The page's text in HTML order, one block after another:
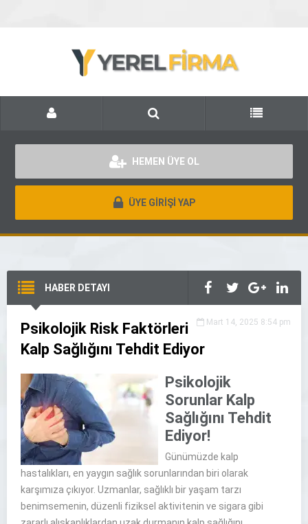
HEMEN ÜYE OL
ÜYE GİRİŞİ YAP
HABER DETAYI
Mart 14, 2025 8:54 pm
Psikolojik Risk Faktörleri
Kalp Sağlığını Tehdit Ediyor
Psikolojik
Sorunlar Kalp
Sağlığını Tehdit
Ediyor!
Günümüzde kalp
hastalıkları, en yaygın sağlık sorunlarından biri olarak
karşımıza çıkıyor. Uzmanlar, sağlıklı bir yaşam tarzı
benimsemenin, düzenli fiziksel aktivitenin ve sigara gibi